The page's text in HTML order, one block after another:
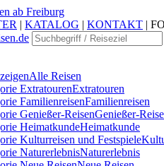
ab Freiburg
| KATALOG | KONTAKT |
Alle Reisen
Extratouren
Familien­reisen
Genießer-
Heimatkunde
Naturerlebnis